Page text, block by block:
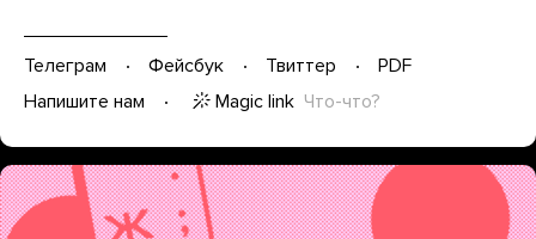
Телеграм Фейсбук Твиттер
PDF
Напишите нам
Magic link Что-что?